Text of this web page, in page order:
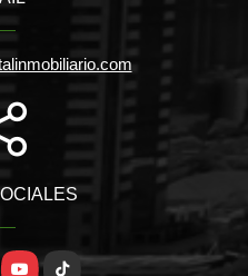
YouTubeTikTok